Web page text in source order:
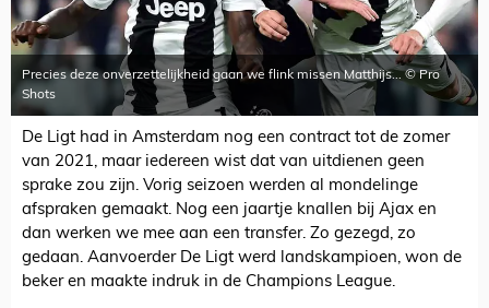
Precies deze onverzettelijkheid gaan we flink missen Matthijs... © Pro
Shots
De Ligt had in Amsterdam nog een contract tot de zomer
van 2021, maar iedereen wist dat van uitdienen geen
sprake zou zijn. Vorig seizoen werden al mondelinge
afspraken gemaakt. Nog een jaartje knallen bij Ajax en
dan werken we mee aan een transfer. Zo gezegd, zo
gedaan. Aanvoerder De Ligt werd landskampioen, won de
beker en maakte indruk in de Champions League.